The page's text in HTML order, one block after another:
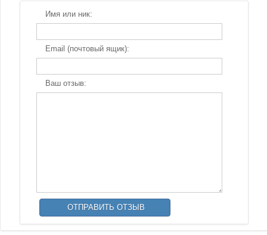
Имя или ник:
Email (почтовый ящик):
Ваш отзыв: